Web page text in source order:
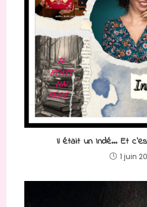
Il était un Indé… Et
1 juin